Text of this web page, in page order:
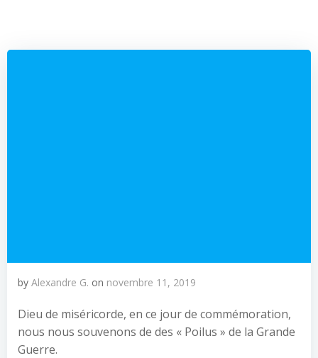
by Alexandre G. on novembre 11, 2019
Dieu de miséricorde, en ce jour de commémoration,
nous nous souvenons de des « Poilus » de la Grande
Guerre.